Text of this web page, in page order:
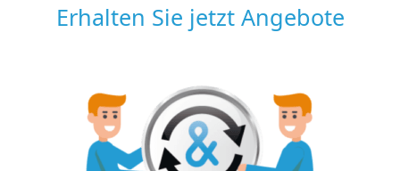
Erhalten Sie jetzt Angebote